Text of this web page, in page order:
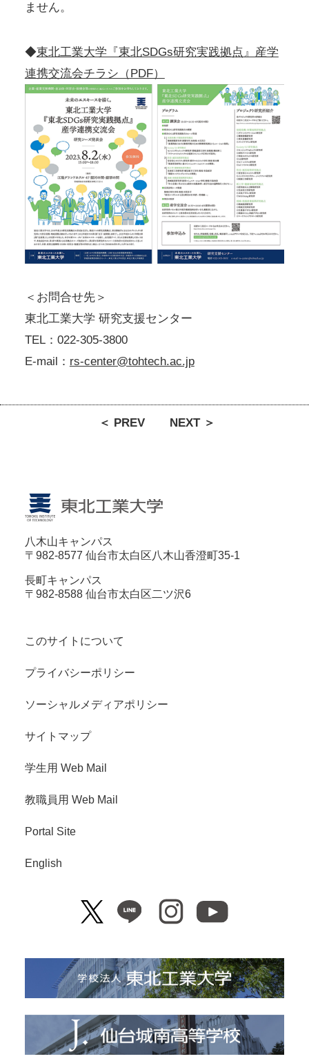
ません。
◆東北工業大学『東北SDGs研究実践拠点』産学
連携交流会チラシ（PDF）
＜お問合せ先＞
東北工業大学 研究支援センター
TEL：022-305-3800
E-mail： rs-center@tohtech.ac.jp
＜ PREV NEXT ＞
八木山キャンパス
〒982-8577 仙台市太白区八木山香澄町35-1
長町キャンパス
〒982-8588 仙台市太白区二ツ沢6
このサイトについて
プライバシーポリシー
ソーシャルメディアポリシー
サイトマップ
学生用 Web Mail
教職員用 Web Mail
Portal Site
English